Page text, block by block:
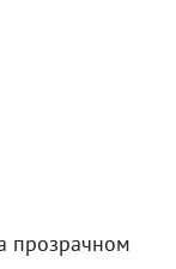
прозрачном